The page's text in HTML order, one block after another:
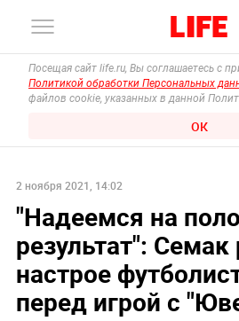
Посещая сайт life.ru, Вы соглашаетесь с
Политикой обработки Персональных
файлов cookie, указанных в данной
ОК
2 ноября 2021, 14:02
"Надеемся на
результат": Семак
настрое
перед игрой с